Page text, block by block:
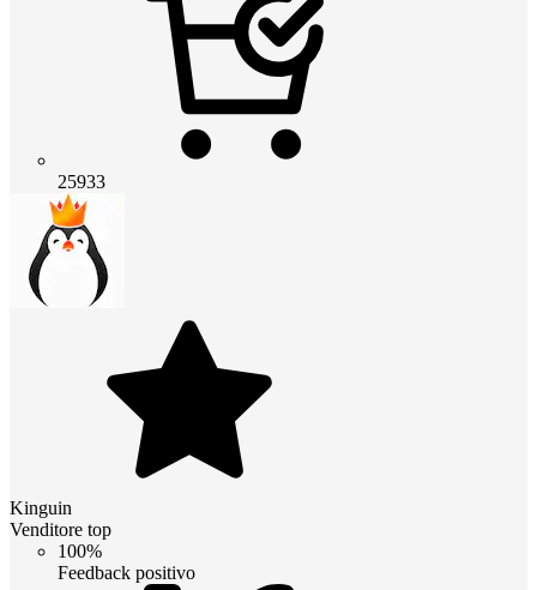
25933
Kinguin
Venditore top
100%
Feedback positivo